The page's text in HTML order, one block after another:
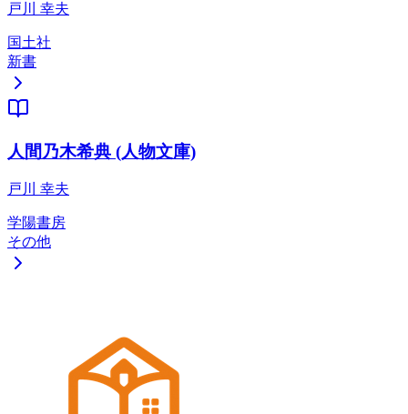
戸川 幸夫
国土社
新書
人間乃木希典 (人物文庫)
戸川 幸夫
学陽書房
その他